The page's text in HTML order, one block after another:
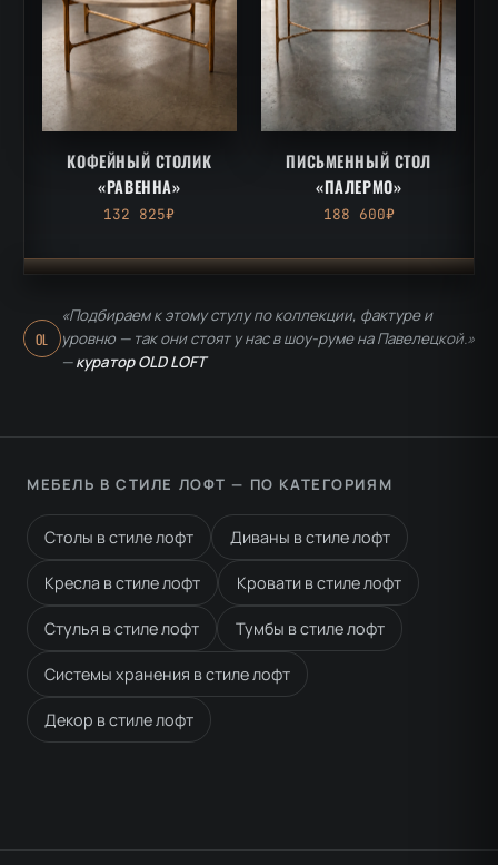
КОФЕЙНЫЙ СТОЛИК
«РАВЕННА»
132 825₽
ПИСЬМЕННЫЙ СТОЛ
«ПАЛЕРМО»
188 600₽
OL
«Подбираем к этому стулу по коллекции, фактуре и
уровню — так они стоят у нас в шоу-руме на Павелецкой.»
—куратор OLD LOFT
МЕБЕЛЬ В СТИЛЕ ЛОФТ — ПО КАТЕГОРИЯМ
Столы в стиле лофт Диваны в стиле лофт
Кресла в стиле лофт Кровати в стиле лофт
Стулья в стиле лофт Тумбы в стиле лофт
Системы хранения в стиле лофт
Декор в стиле лофт